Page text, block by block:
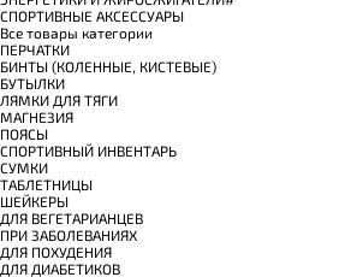
СПОРТИВНЫЕ АКСЕССУАРЫ
Все товары категории
ПЕРЧАТКИ
БИНТЫ (КОЛЕННЫЕ, КИСТЕВЫЕ)
БУТЫЛКИ
ЛЯМКИ ДЛЯ ТЯГИ
МАГНЕЗИЯ
ПОЯСЫ
СПОРТИВНЫЙ ИНВЕНТАРЬ
СУМКИ
ТАБЛЕТНИЦЫ
ШЕЙКЕРЫ
ДЛЯ ВЕГЕТАРИАНЦЕВ
ПРИ ЗАБОЛЕВАНИЯХ
ДЛЯ ПОХУДЕНИЯ
ДЛЯ ДИАБЕТИКОВ